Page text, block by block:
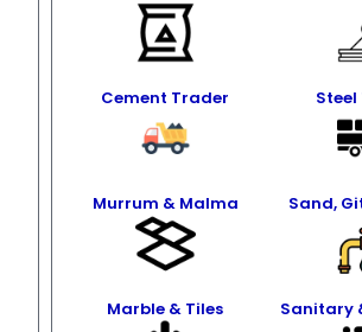
Cement Trader
Murrum & Malma Sand,
Marble & Tiles Sanitary